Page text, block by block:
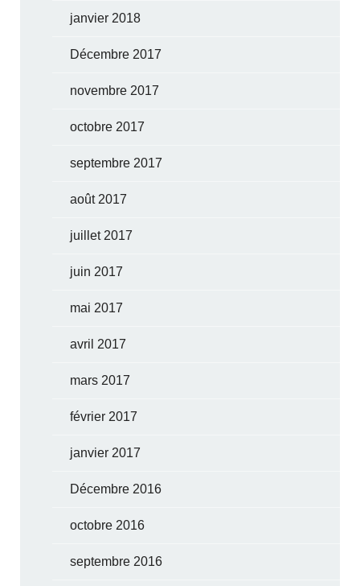
janvier 2018
Décembre 2017
novembre 2017
octobre 2017
septembre 2017
août 2017
juillet 2017
juin 2017
mai 2017
avril 2017
mars 2017
février 2017
janvier 2017
Décembre 2016
octobre 2016
septembre 2016